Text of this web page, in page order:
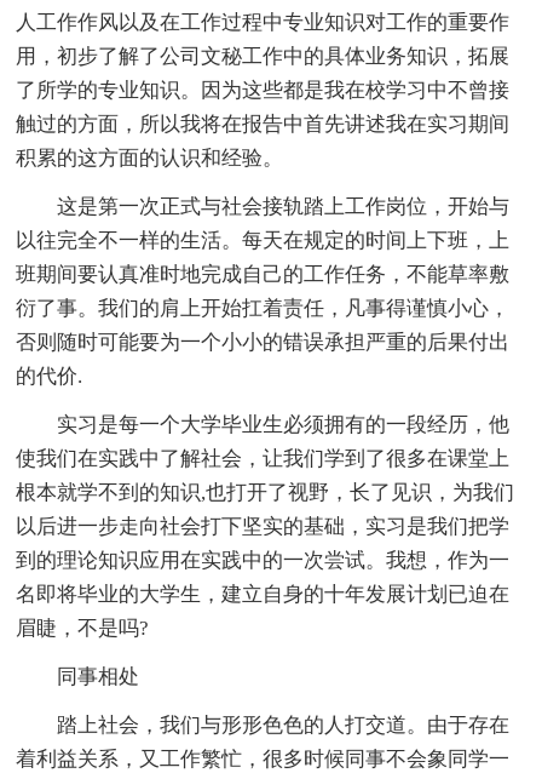
人工作作风以及在工作过程中专业知识对工作的重要作
用，初步了解了公司文秘工作中的具体业务知识，拓展
了所学的专业知识。因为这些都是我在校学习中不曾接
触过的方面，所以我将在报告中首先讲述我在实习期间
积累的这方面的认识和经验。
这是第一次正式与社会接轨踏上工作岗位，开始与
以往完全不一样的生活。每天在规定的时间上下班，上
班期间要认真准时地完成自己的工作任务，不能草率敷
衍了事。我们的肩上开始扛着责任，凡事得谨慎小心，
否则随时可能要为一个小小的错误承担严重的后果付出
的代价.
实习是每一个大学毕业生必须拥有的一段经历，他
使我们在实践中了解社会，让我们学到了很多在课堂上
根本就学不到的知识,也打开了视野，长了见识，为我们
以后进一步走向社会打下坚实的基础，实习是我们把学
到的理论知识应用在实践中的一次尝试。我想，作为一
名即将毕业的大学生，建立自身的十年发展计划已迫在
眉睫，不是吗?
同事相处
踏上社会，我们与形形色色的人打交道。由于存在
着利益关系，又工作繁忙，很多时候同事不会象同学一